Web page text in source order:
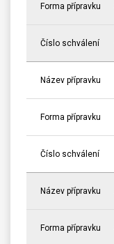
Forma přípravku
Číslo schválení
Název přípravku
Forma přípravku
Číslo schválení
Název přípravku
Forma přípravku